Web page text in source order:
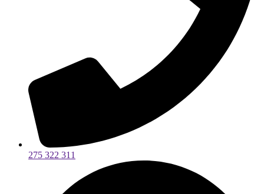
275 322 311